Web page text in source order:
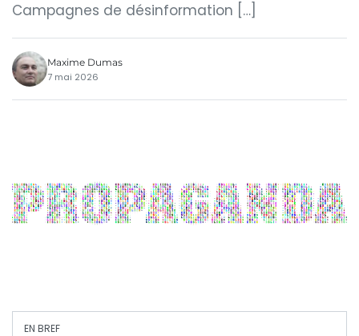
Campagnes de désinformation […]
Maxime Dumas
7 mai 2026
EN BREF